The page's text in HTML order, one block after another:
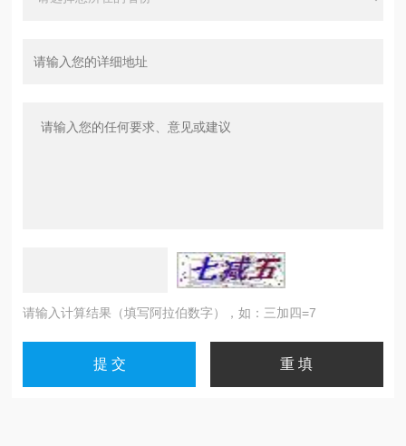
请输入计算结果（填写阿拉伯数字），如：三加四=7